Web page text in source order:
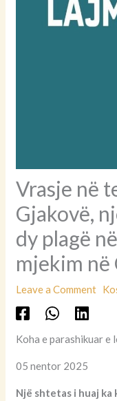
Vrasje në
Gjakovë,
dy plagë
mjekim në
Leave a Comment
Koha e parashikuar e
05 nentor 2025
Një shtetas i huaj ka